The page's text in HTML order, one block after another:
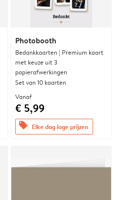
Photobooth
Bedankkaarten | Premium kaart
met keuze uit 3
papierafwerkingen
Set van 10 kaarten
Vanaf
€ 5,99
offers Elke dag lage prijzen